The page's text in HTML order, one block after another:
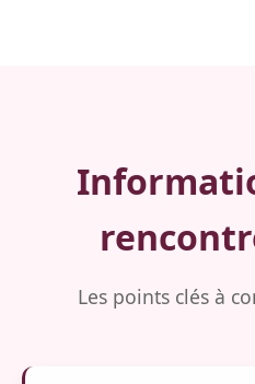
Les points clés à